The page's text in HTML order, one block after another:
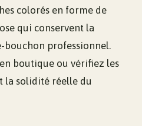
colorés en forme de
qui conservent la
bouchon professionnel.
boutique ou vérifiez les
la solidité réelle du